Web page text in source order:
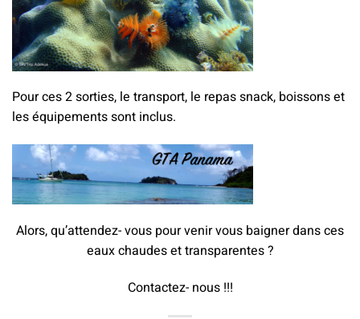
Pour ces 2 sorties, le transport, le repas snack, boissons et
les équipements sont inclus.
Alors, qu’attendez- vous pour venir vous baigner dans ces
eaux chaudes et transparentes ?
Contactez- nous !!!